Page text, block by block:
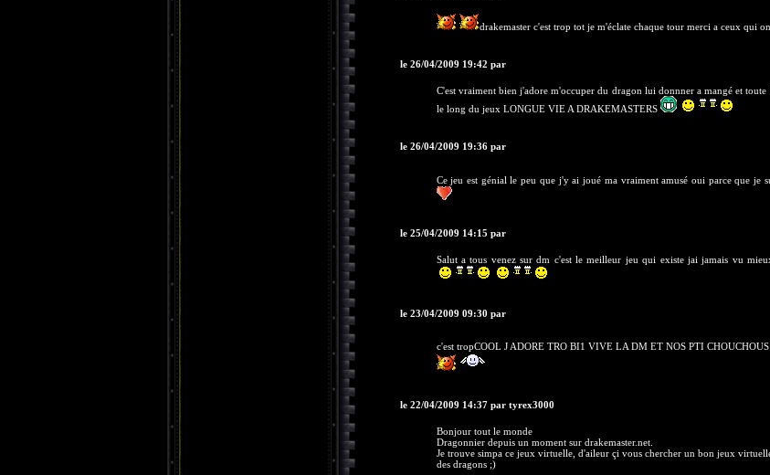
drakemaster c'est trop tot je m'éclate chaque tour merci a ceux qui
le 26/04/2009 19:42 par
C'est vraiment bien j'adore m'occuper du dragon lui donnner a mangé et
le long du jeux LONGUE VIE A DRAKEMASTERS
le 26/04/2009 19:36 par
Ce jeu est génial le peu que j'y ai joué ma vraiment amusé oui parce que je
le 25/04/2009 14:15 par
Salut a tous venez sur dm c'est le meilleur jeu qui existe jai jamais vu
le 23/04/2009 09:30 par
c'est tropCOOL J ADORE TRO BI1 VIVE LA DM ET NOS PTI
le 22/04/2009 14:37 par tyrex3000
Bonjour tout le monde
Dragonnier depuis un moment sur drakemaster.net.
Je trouve simpa ce jeux virtuelle, d'aileur çi vous chercher un bon jeux
des dragons ;)